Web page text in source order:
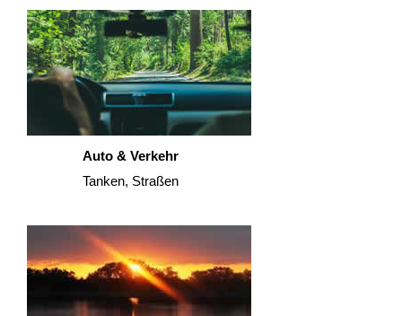
Auto & Verkehr
Tanken, Straßen